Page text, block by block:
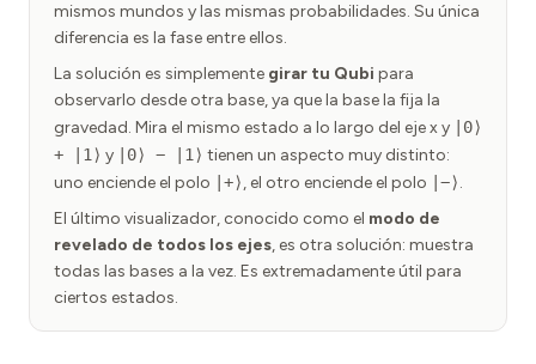
mismos mundos y las mismas probabilidades. Su única
diferencia es la fase entre ellos.
La solución es simplemente girar tu Qubi para
observarlo desde otra base, ya que la base la fija la
gravedad. Mira el mismo estado a lo largo del eje x y
|0⟩
+ |1⟩ y |0⟩ − |1⟩ tienen un aspecto muy distinto:
uno enciende el polo
|+⟩, el otro enciende el polo |−⟩.
El último visualizador, conocido como el modo de
revelado de todos los ejes, es otra solución: muestra
todas las bases a la vez. Es extremadamente útil para
ciertos estados.